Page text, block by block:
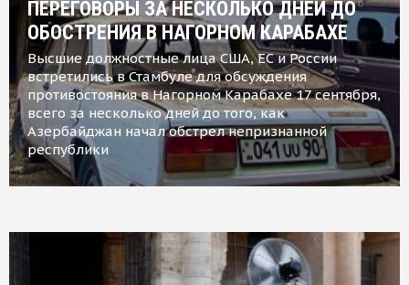
ПЕРЕГОВОРЫ ЗА НЕСКОЛЬКО ДНЕЙ ДО
ОБОСТРЕНИЯ В НАГОРНОМ КАРАБАХЕ
Высшие должностные лица США, ЕС и России
встретились в Стамбуле для обсуждения
противостояния в Нагорном Карабахе 17 сентября,
всего за несколько дней до того, как
Азербайджан начал обстрел непризнанной
республики